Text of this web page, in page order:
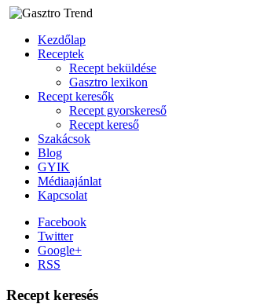
Kezdőlap
Receptek
Recept beküldése
Gasztro lexikon
Recept keresők
Recept gyorskereső
Recept kereső
Szakácsok
Blog
GYIK
Médiaajánlat
Kapcsolat
Facebook
Twitter
Google+
RSS
Recept keresés